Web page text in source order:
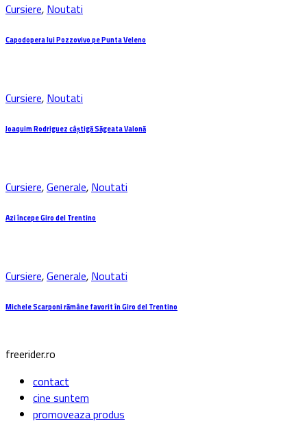
Cursiere, Noutati
Capodopera lui Pozzovivo pe Punta Veleno
Cursiere, Noutati
Joaquim Rodriguez câștigă Săgeata Valonă
Cursiere,Generale, Noutati
Azi începe Giro del Trentino
Cursiere,Generale, Noutati
Michele Scarponi rămâne favorit în Giro del Trentino
freerider.ro
contact
cine suntem
promoveaza produs